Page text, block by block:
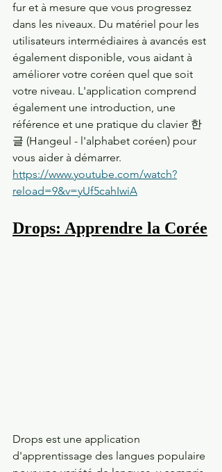
fur et à mesure que vous progressez
dans les niveaux. Du matériel pour les
utilisateurs intermédiaires à avancés est
également disponible, vous aidant à
améliorer votre coréen quel que soit
votre niveau. L'application comprend
également une introduction, une
référence et une pratique du clavier 한
글 (Hangeul - l'alphabet coréen) pour
vous aider à démarrer.
https://www.youtube.com/watch?
reload=9&v=yUf5cahIwiA
Drops: Apprendre la Corée
Drops est une application
d'apprentissage des langues populaire